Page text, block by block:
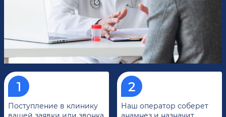
Поступление в клинику
Наш оператор соберет